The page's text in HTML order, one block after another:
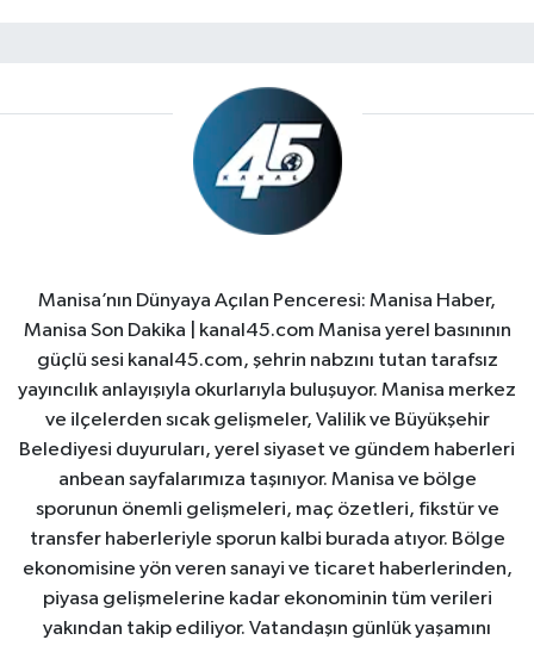
Manisa’nın Dünyaya Açılan Penceresi: Manisa Haber,
Manisa Son Dakika | kanal45.com Manisa yerel basınının
güçlü sesi kanal45.com, şehrin nabzını tutan tarafsız
yayıncılık anlayışıyla okurlarıyla buluşuyor. Manisa merkez
ve ilçelerden sıcak gelişmeler, Valilik ve Büyükşehir
Belediyesi duyuruları, yerel siyaset ve gündem haberleri
anbean sayfalarımıza taşınıyor. Manisa ve bölge
sporunun önemli gelişmeleri, maç özetleri, fikstür ve
transfer haberleriyle sporun kalbi burada atıyor. Bölge
ekonomisine yön veren sanayi ve ticaret haberlerinden,
piyasa gelişmelerine kadar ekonominin tüm verileri
yakından takip ediliyor. Vatandaşın günlük yaşamını